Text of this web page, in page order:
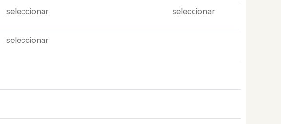
seleccionar seleccionar
seleccionar